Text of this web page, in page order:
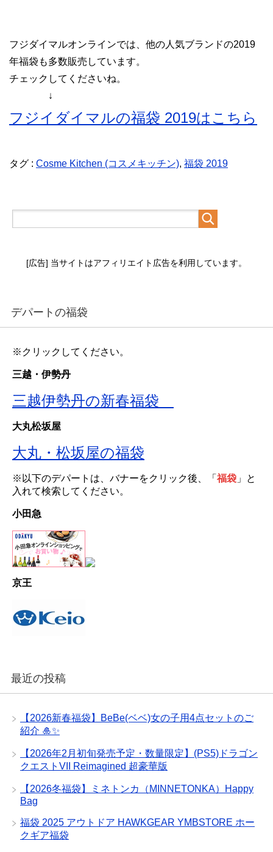
フジダイマルオンラインでは、他の人気ブランドの2019
年福袋も多数販売しています。
チェックしてくださいね。
↓
フジイダイマルの福袋 2019はこちら
タグ : Cosme Kitchen (コスメキッチン), 福袋 2019
[広告] 当サイトはアフィリエイト広告を利用しています。
デパートの福袋
※クリックしてください。
三越・伊勢丹
三越伊勢丹の新春福袋
大丸松坂屋
大丸・松坂屋の福袋
※以下のデパートは、バナーをクリック後、「 福袋 」と
入れて検索してください。
小田急
京王
最近の投稿
【2026新春福袋】BeBe(ベベ)女の子用4点セットのご
紹介 🎍✨
【2026年2月初旬発売予定・数量限定】(PS5)ドラゴン
クエストVII Reimagined 超豪華版
【2026冬福袋】ミネトンカ（MINNETONKA）Happy
Bag
福袋 2025 アウトドア HAWKGEAR YMBSTORE ホー
クギア福袋